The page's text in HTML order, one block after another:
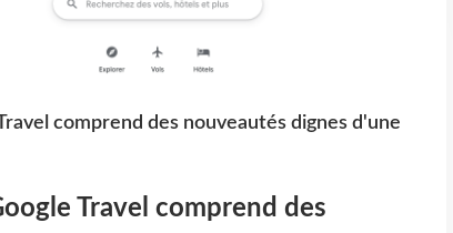
comprend des nouveautés dignes d'une
Travel comprend des